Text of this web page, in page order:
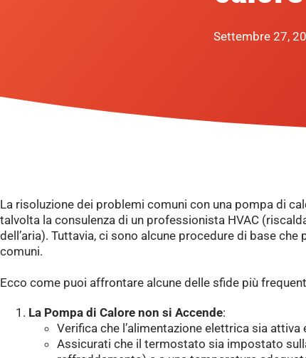
Settembre 27,
La risoluzione dei problemi comuni con una pompa di
talvolta la consulenza di un professionista HVAC
dell’aria). Tuttavia, ci sono alcune procedure di base
comuni.
Ecco come puoi affrontare alcune delle sfide più
La Pompa di Calore non si Accende:
Verifica che l’alimentazione elettrica sia
Assicurati che il termostato sia impostato